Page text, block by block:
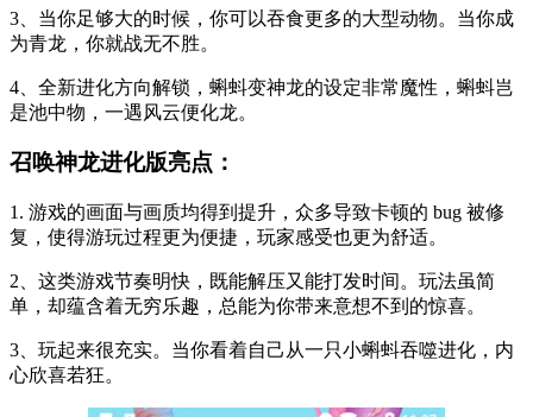
3、当你足够大的时候，你可以吞食更多的大型动物。当你成
为青龙，你就战无不胜。
4、全新进化方向解锁，蝌蚪变神龙的设定非常魔性，蝌蚪岂
是池中物，一遇风云便化龙。
召唤神龙进化版亮点：
1. 游戏的画面与画质均得到提升，众多导致卡顿的 bug 被修
复，使得游玩过程更为便捷，玩家感受也更为舒适。
2、这类游戏节奏明快，既能解压又能打发时间。玩法虽简
单，却蕴含着无穷乐趣，总能为你带来意想不到的惊喜。
3、玩起来很充实。当你看着自己从一只小蝌蚪吞噬进化，内
心欣喜若狂。